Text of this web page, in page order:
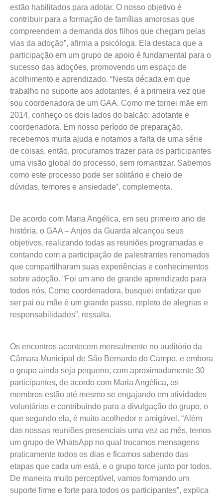
estão habilitados para adotar. O nosso objetivo é
contribuir para a formação de famílias amorosas que
compreendem a demanda dos filhos que chegam pelas
vias da adoção”, afirma a psicóloga. Ela destaca que a
participação em um grupo de apoio é fundamental para o
sucesso das adoções, promovendo um espaço de
acolhimento e aprendizado. “Nesta década em que
trabalho no suporte aos adotantes, é a primeira vez que
sou coordenadora de um GAA. Como me tornei mãe em
2014, conheço os dois lados do balcão: adotante e
coordenadora. Em nosso período de preparação,
recebemos muita ajuda e notamos a falta de uma série
de coisas, então, procuramos trazer para os participantes
uma visão global do processo, sem romantizar. Sabemos
como este processo pode ser solitário e cheio de
dúvidas, temores e ansiedade”, complementa.
De acordo com Maria Angélica, em seu primeiro ano de
história, o GAA – Anjos da Guarda alcançou seus
objetivos, realizando todas as reuniões programadas e
contando com a participação de palestrantes renomados
que compartilharam suas experiências e conhecimentos
sobre adoção. “Foi um ano de grande aprendizado para
todos nós. Como coordenadora, busquei enfatizar que
ser pai ou mãe é um grande passo, repleto de alegrias e
responsabilidades”, ressalta.
Os encontros acontecem mensalmente no auditório da
Câmara Municipal de São Bernardo do Campo, e embora
o grupo ainda seja pequeno, com aproximadamente 30
participantes, de acordo com Maria Angélica, os
membros estão até mesmo se engajando em atividades
voluntárias e contribuindo para a divulgação do grupo, o
que segundo ela, é muito acolhedor e amigável. “Além
das nossas reuniões presenciais uma vez ao mês, temos
um grupo de WhatsApp no qual trocamos mensagens
praticamente todos os dias e ficamos sabendo das
etapas que cada um está, e o grupo torce junto por todos.
De maneira muito perceptível, vamos formando um
suporte firme e forte para todos os participantes”, explica